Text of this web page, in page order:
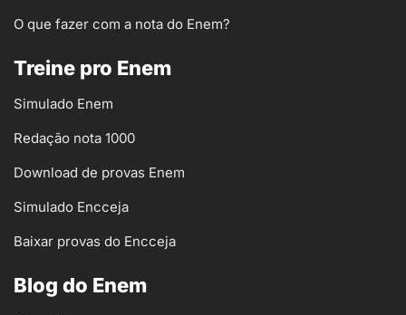
O que fazer com a nota do Enem?
Treine pro Enem
Simulado Enem
Redação nota 1000
Download de provas Enem
Simulado Encceja
Baixar provas do Encceja
Blog do Enem